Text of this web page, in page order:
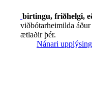
birtingu, friðhelgi,
viðbótarheimilda
ætlaðir þér.
Nánari